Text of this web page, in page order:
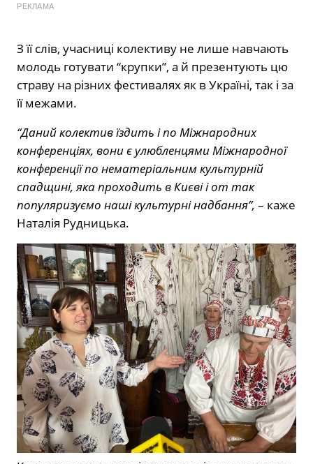
РЕКЛАМА
З її слів, учасниці колективу не лише навчають
молодь готувати “крупки”, а й презентують цю
страву на різних фестивалях як в Україні, так і за
її межами.
“Даний колектив їздить і по Міжнародних
конференціях, вони є улюбленцями Міжнародної
конференції по нематеріальним культурній
спадщині, яка проходить в Києві і от так
популяризуємо наші культурні надбання”, – каже
Наталія Рудницька.